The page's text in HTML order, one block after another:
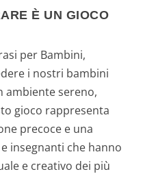
È UN GIOCO
per Bambini,
i nostri bambini
ambiente sereno,
gioco rappresenta
precoce e una
insegnanti che hanno
e creativo dei più